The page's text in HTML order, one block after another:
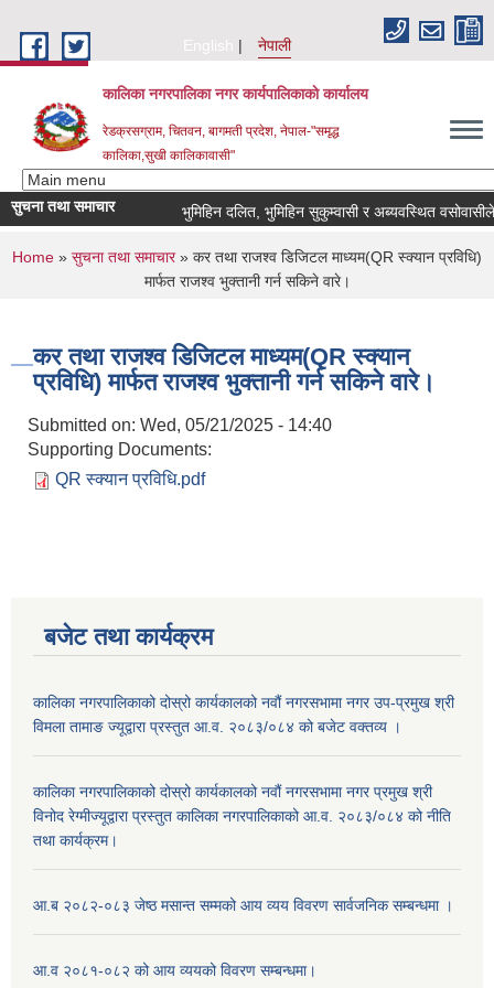
English
नेपाली
कालिका नगरपालिका नगर कार्यपालिकाकाे कार्यालय
रेडक्रसग्राम, चितवन, बागमती प्रदेश, नेपाल-"समृद्ध
कालिका,सुखी कालिकावासी"
सुचना तथा समाचार भुमिहिन दलित, भुमिहिन सुकुम्वासी र अब्यवस्थित वसोवासीले
You are here
Home » सुचना तथा समाचार» कर तथा राजश्व डिजिटल माध्यम(QR स्क्यान प्रविधि)
मार्फत राजश्व भुक्तानी गर्न सकिने वारे।
कर तथा राजश्व डिजिटल माध्यम(QR स्क्यान
प्रविधि) मार्फत राजश्व भुक्तानी गर्न सकिने वारे।
Submitted on: Wed, 05/21/2025 - 14:40
Supporting Documents:
QR स्क्यान प्रविधि.pdf
बजेट तथा कार्यक्रम
कालिका नगरपालिकाको दोस्रो कार्यकालको नवौं नगरसभामा नगर उप-प्रमुख श्री
विमला तामाङ ज्यूद्वारा प्रस्तुत आ.व. २०८३/०८४ को बजेट वक्तव्य ।
कालिका नगरपालिकाको दोस्रो कार्यकालको नवौं नगरसभामा नगर प्रमुख श्री
विनोद रेग्मीज्यूद्वारा प्रस्तुत कालिका नगरपालिकाको आ.व. २०८३/०८४ को नीति
तथा कार्यक्रम।
आ.ब २०८२-०८३ जेष्ठ मसान्त सम्मको आय व्यय विवरण सार्वजनिक सम्बन्धमा ।
आ.व २०८१-०८२ को आय व्ययको विवरण सम्बन्धमा।